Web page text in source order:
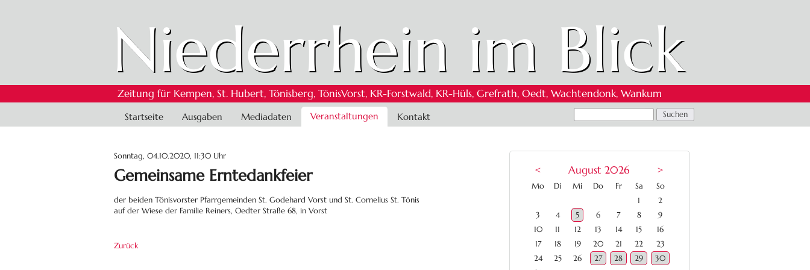
Niederrhein im Blick
Zeitung für Kempen, St. Hubert, Tönisberg, TönisVorst, KR-Forstwald, KR-Hüls, Grefrath, Oedt, Wachtendonk, Wankum
Navigation
überspringen
Startseite Ausgaben Mediadaten Veranstaltungen Kontakt
Sonntag, 04.10.2020, 11:30 Uhr
Gemeinsame Erntedankfeier
der beiden Tönisvorster Pfarrgemeinden St. Godehard Vorst und St. Cornelius St. Tönis
auf der Wiese der Familie Reiners, Oedter Straße 68, in Vorst
Zurück
< August 2026 >
Montag
Dienstag
Mittwoch
Donnerstag
FreitagSamstag
Sonntag
1
2
3
4 5 6 7 8
9
10
11 12 13 14 15
16
17
18 19 20 21 22
23
24
25 26 27 28 29
30